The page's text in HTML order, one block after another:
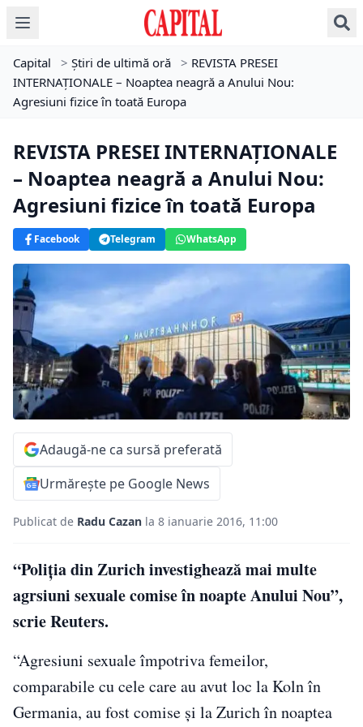
Capital > Știri de ultimă oră > REVISTA PRESEI
INTERNAŢIONALE – Noaptea neagră a Anului Nou:
Agresiuni fizice în toată Europa
REVISTA PRESEI INTERNAŢIONALE
– Noaptea neagră a Anului Nou:
Agresiuni fizice în toată Europa
Facebook Telegram WhatsApp
Adaugă-ne ca sursă preferată
Urmărește pe Google News
Publicat de Radu Cazan la 8 ianuarie 2016, 11:00
“Poliţia din Zurich investighează mai multe
agrsiuni sexuale comise în noapte Anului Nou”,
scrie Reuters.
“Agresiuni sexuale împotriva femeilor,
comparabile cu cele care au avut loc la Koln în
Germania, au fost comise şi la Zurich în noaptea